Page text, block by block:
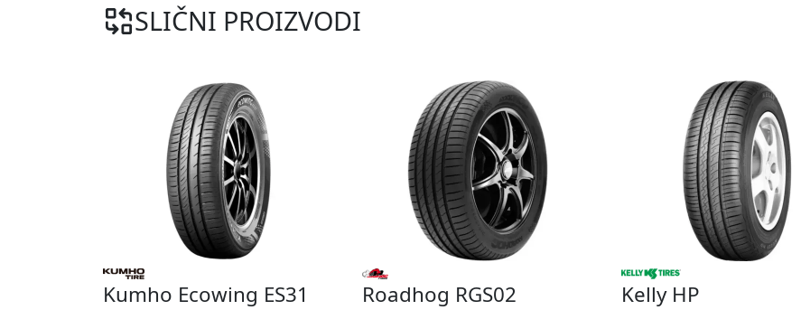
SLIČNI PROIZVODI
Kumho Ecowing ES31 Roadhog RGS02 Kelly HP